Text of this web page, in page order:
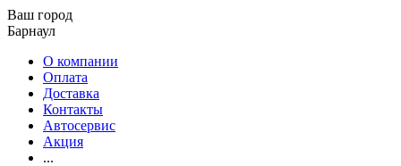
Ваш город
Барнаул
О компании
Оплата
Доставка
Контакты
Автосервис
Акция
...